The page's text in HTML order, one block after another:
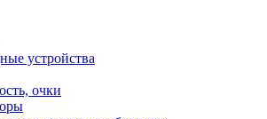
устройства
очки